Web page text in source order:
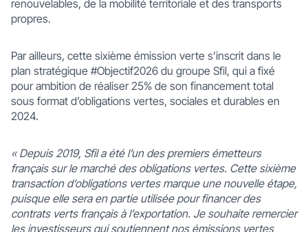
renouvelables, de la mobilité territoriale et des transports
propres.
Par ailleurs, cette sixième émission verte s’inscrit dans le
plan stratégique #Objectif2026 du groupe Sfil, qui a fixé
pour ambition de réaliser 25% de son financement total
sous format d’obligations vertes, sociales et durables en
2024.
«Depuis 2019, Sfil a été l’un des premiers émetteurs
français sur le marché des obligations vertes. Cette sixième
transaction d’obligations vertes marque une nouvelle étape,
puisque elle sera en partie utilisée pour financer des
contrats verts français à l’exportation. Je souhaite remercier
les investisseurs qui soutiennent nos émissions vertes